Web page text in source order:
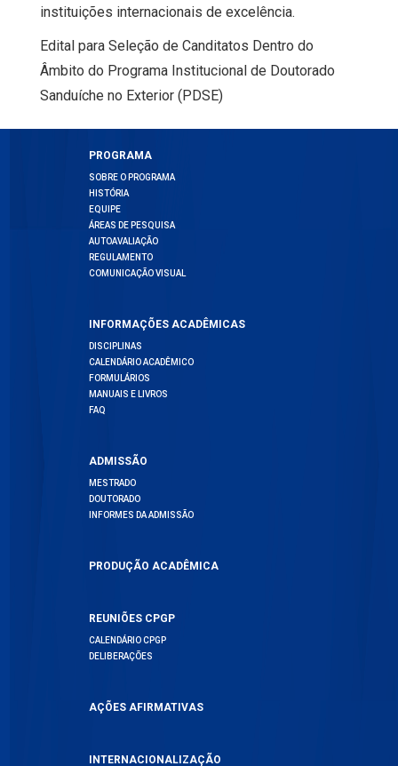
instituições internacionais de excelência.
Edital para Seleção de Canditatos Dentro do
Âmbito do Programa Institucional de Doutorado
Sanduíche no Exterior (PDSE)
PROGRAMA
SOBRE O PROGRAMA
HISTÓRIA
EQUIPE
ÁREAS DE PESQUISA
AUTOAVALIAÇÃO
REGULAMENTO
COMUNICAÇÃO VISUAL
INFORMAÇÕES ACADÊMICAS
DISCIPLINAS
CALENDÁRIO ACADÊMICO
FORMULÁRIOS
MANUAIS E LIVROS
FAQ
ADMISSÃO
MESTRADO
DOUTORADO
INFORMES DA ADMISSÃO
PRODUÇÃO ACADÊMICA
REUNIÕES CPGP
CALENDÁRIO CPGP
DELIBERAÇÕES
AÇÕES AFIRMATIVAS
INTERNACIONALIZAÇÃO